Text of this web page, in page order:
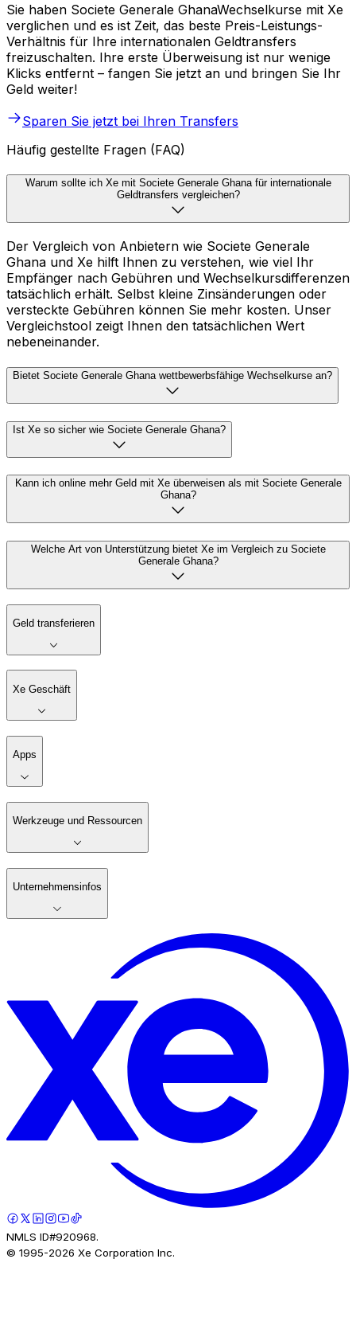
Sie haben Societe Generale GhanaWechselkurse mit Xe
verglichen und es ist Zeit, das beste Preis-Leistungs-
Verhältnis für Ihre internationalen Geldtransfers
freizuschalten. Ihre erste Überweisung ist nur wenige
Klicks entfernt – fangen Sie jetzt an und bringen Sie Ihr
Geld weiter!
Sparen Sie jetzt bei Ihren Transfers
Häufig gestellte Fragen (FAQ)
Warum sollte ich Xe mit Societe Generale Ghana für internationale
Geldtransfers vergleichen?
Der Vergleich von Anbietern wie Societe Generale
Ghana und Xe hilft Ihnen zu verstehen, wie viel Ihr
Empfänger nach Gebühren und Wechselkursdifferenzen
tatsächlich erhält. Selbst kleine Zinsänderungen oder
versteckte Gebühren können Sie mehr kosten. Unser
Vergleichstool zeigt Ihnen den tatsächlichen Wert
nebeneinander.
Bietet Societe Generale Ghana wettbewerbsfähige Wechselkurse an?
Ist Xe so sicher wie Societe Generale Ghana?
Kann ich online mehr Geld mit Xe überweisen als mit Societe Generale
Ghana?
Welche Art von Unterstützung bietet Xe im Vergleich zu Societe
Generale Ghana?
Geld transferieren
Xe Geschäft
Apps
Werkzeuge und Ressourcen
Unternehmensinfos
NMLS ID#920968.
© 1995-2026 Xe Corporation Inc.